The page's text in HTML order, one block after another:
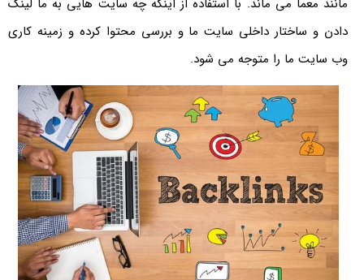
مانند معما می ماند. با استفاده از اینکه چه سایت هایی به ما لینک
دادن و ساختار داخلی سایت ما و بررسی محتوا کرده و زمینه کاری
وب سایت ما را متوجه می شود.